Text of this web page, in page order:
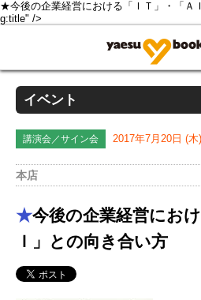
★今後の企業経営における「ＩＴ」・「Ａ
g:title" />
イベント
講演会／サイン会 2017年7月20日 (木)
本店
★今後の企業経営にお
Ｉ」との向き合い方